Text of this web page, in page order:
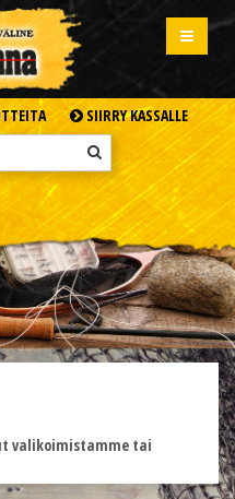
SIIRRY KASSALLE
valikoimistamme tai